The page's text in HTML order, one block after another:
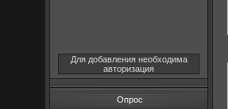
Для добавления необходима
авторизация
Опрос